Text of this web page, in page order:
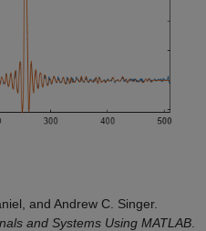
and Andrew C. Singer.
and Systems Using MATLAB